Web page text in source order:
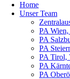
Home
Unser Team
PA
PA
PA
PA Tirol,
PA
PA